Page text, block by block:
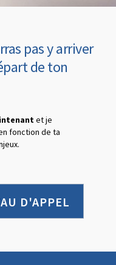
pas y arriver
de ton
et je
fonction de ta
D'APPEL